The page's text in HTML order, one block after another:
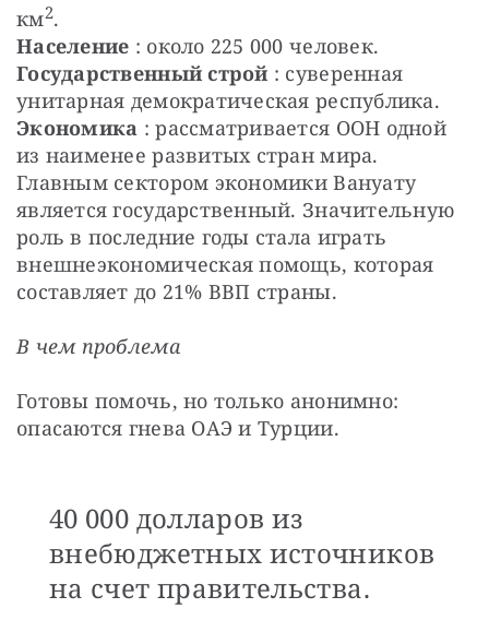
км2.
Население : около 225 000 человек.
Государственный строй : суверенная
унитарная демократическая республика.
Экономика : рассматривается ООН одной
из наименее развитых стран мира.
Главным сектором экономики Вануату
является государственный. Значительную
роль в последние годы стала играть
внешнеэкономическая помощь, которая
составляет до 21% ВВП страны.
В чем проблема
Готовы помочь, но только анонимно:
опасаются гнева ОАЭ и Турции.
40 000 долларов из
внебюджетных источников
на счет правительства.